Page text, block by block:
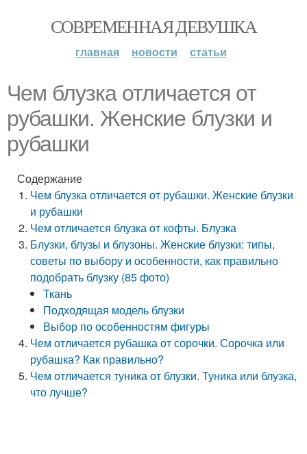
СОВРЕМЕННАЯ ДЕВУШКА
главная новости статьи
Чем блузка отличается от
рубашки. Женские блузки и
рубашки
Содержание
Чем блузка отличается от рубашки. Женские блузки
и рубашки
Чем отличается блузка от кофты. Блузка
Блузки, блузы и блузоны. Женские блузки: типы,
советы по выбору и особенности, как правильно
подобрать блузку (85 фото)
Ткань
Подходящая модель блузки
Выбор по особенностям фигуры
Чем отличается рубашка от сорочки. Сорочка или
рубашка? Как правильно?
Чем отличается туника от блузки. Туника или блузка,
что лучше?